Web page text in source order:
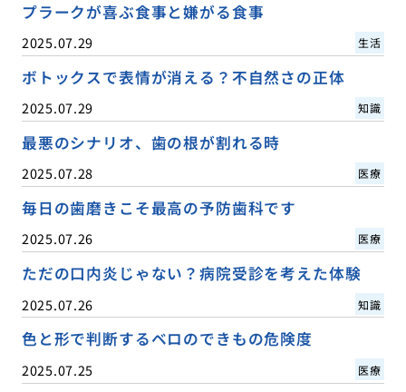
プラークが喜ぶ食事と嫌がる食事
2025.07.29 生活
ボトックスで表情が消える？不自然さの正体
2025.07.29 知識
最悪のシナリオ、歯の根が割れる時
2025.07.28 医療
毎日の歯磨きこそ最高の予防歯科です
2025.07.26 医療
ただの口内炎じゃない？病院受診を考えた体験
2025.07.26 知識
色と形で判断するベロのできもの危険度
2025.07.25 医療